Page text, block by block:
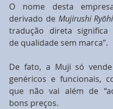
O nome desta
derivado de Mujirushi
tradução direta significa
de qualidade sem marca”.
De fato, a Muji só
genéricos e funcionais,
que não vai além de
bons preços.